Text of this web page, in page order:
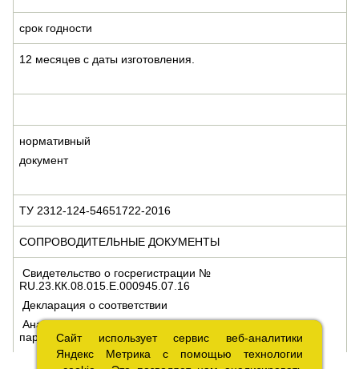
срок годности
12 месяцев с даты изготовления.
нормативный
документ
ТУ 2312-124-54651722-2016
СОПРОВОДИТЕЛЬНЫЕ ДОКУМЕНТЫ
Свидетельство о госрегистрации №
RU.23.КК.08.015.Е.000945.07.16
Декларация о соответствии
Аналитический паспорт качества (выдается на каждую
партию продукции)
Сайт использует сервис веб-аналитики
Яндекс Метрика с помощью технологии
Сайт использует сервис веб-аналитики
Яндекс Метрика с помощью технологии